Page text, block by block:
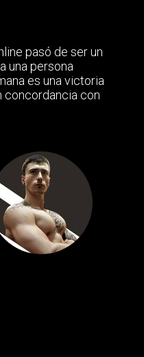
pasó de ser un
una persona
es una victoria
concordancia con